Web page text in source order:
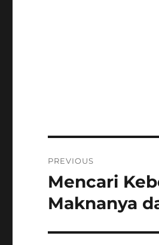
pos
PREVIOUS
Previous
post:
Mencari
Maknanya